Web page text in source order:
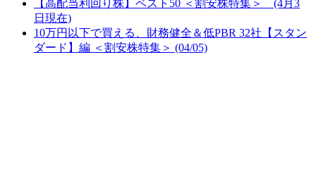
【高配当利回り株】ベスト50 ＜割安株特集＞ (4月3
日現在)
10万円以下で買える、財務健全＆低PBR 32社【スタン
ダード】編 ＜割安株特集＞ (04/05)